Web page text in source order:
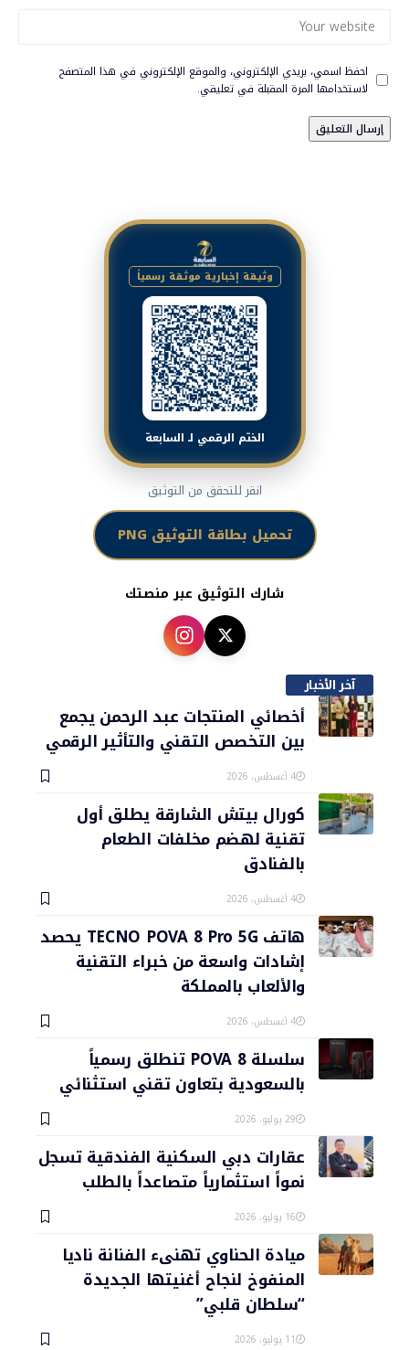
احفظ اسمي، بريدي الإلكتروني، والموقع الإلكتروني في هذا المتصفح
لاستخدامها المرة المقبلة في تعليقي.
وثيقة إخبارية موثقة رسمياً
الختم الرقمي لـ السابعة
انقر للتحقق من التوثيق
تحميل بطاقة التوثيق PNG
شارك التوثيق عبر منصتك
آخر الأخبار
أخصائي المنتجات عبد الرحمن يجمع
بين التخصص التقني والتأثير الرقمي
4 أغسطس، 2026
كورال بيتش الشارقة يطلق أول
تقنية لهضم مخلفات الطعام
بالفنادق
4 أغسطس، 2026
هاتف TECNO POVA 8 Pro 5G يحصد
إشادات واسعة من خبراء التقنية
والألعاب بالمملكة
4 أغسطس، 2026
سلسلة POVA 8 تنطلق رسمياً
بالسعودية بتعاون تقني استثنائي
29 يوليو، 2026
عقارات دبي السكنية الفندقية تسجل
نمواً استثمارياً متصاعداً بالطلب
16 يوليو، 2026
ميادة الحناوي تهنىء الفنانة ناديا
المنفوخ لنجاح أغنيتها الجديدة
“سلطان قلبي”
11 يوليو، 2026